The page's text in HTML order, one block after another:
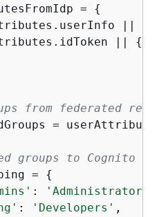
=
{
||
||
{
from federated
=
groups to Cognito
= {
: 'Administrators'
: 'Developers' ,